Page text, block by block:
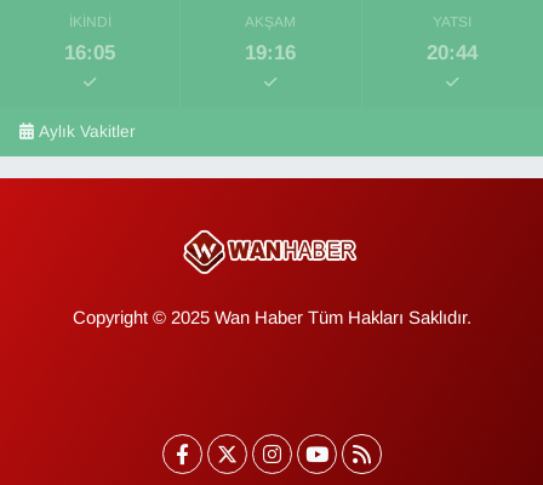
İKINDI
16:05
AKŞAM
19:16
YATSI
20:44
Aylık Vakitler
Copyright © 2025 Wan Haber Tüm Hakları Saklıdır.